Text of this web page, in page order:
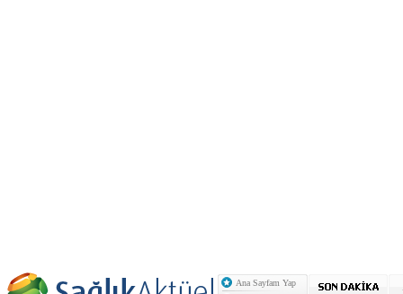
Ana Sayfam Yap